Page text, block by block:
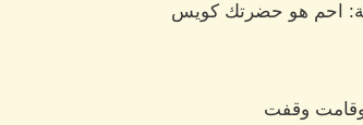
احم هو حضرتك كويس
وقفت